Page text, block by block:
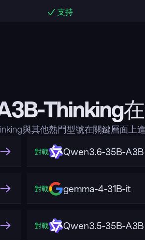
支持
Thinking
與其他熱門型號在關鍵層面上進
對戰 Qwen3.6-35B-A3B
對戰 gemma-4-31B-it
對戰 Qwen3.5-35B-A3B